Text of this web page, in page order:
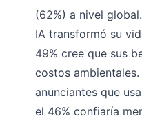
(62%) a nivel
IA transformó su
49% cree que sus
costos
anunciantes que
el 46% confiaría